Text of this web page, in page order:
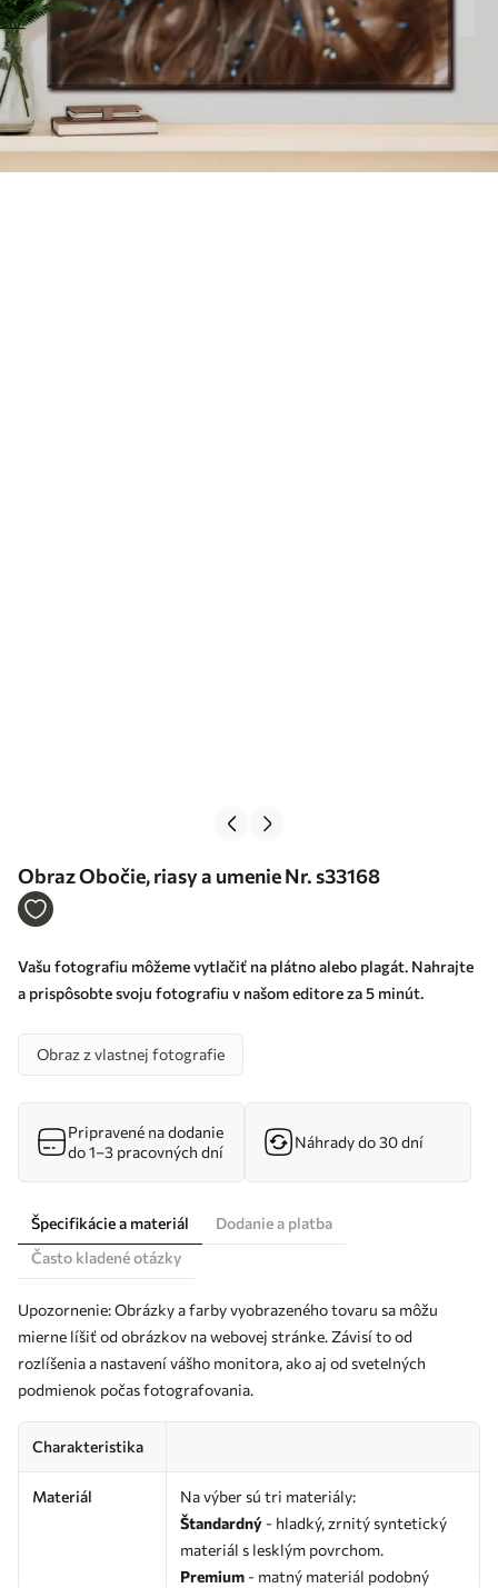
Obraz Obočie, riasy a umenie Nr. s33168
Vašu fotografiu môžeme vytlačiť na plátno alebo plagát. Nahrajte
a prispôsobte svoju fotografiu v našom editore za 5 minút.
Obraz z vlastnej fotografie
Pripravené na dodanie
do 1–3 pracovných dní
Náhrady do 30 dní
Špecifikácie a materiál
Dodanie a platba
Často kladené otázky
Upozornenie: Obrázky a farby vyobrazeného tovaru sa môžu
mierne líšiť od obrázkov na webovej stránke. Závisí to od
rozlíšenia a nastavení vášho monitora, ako aj od svetelných
podmienok počas fotografovania.
Charakteristika
Materiál
Na výber sú tri materiály:
Štandardný - hladký, zrnitý syntetický
materiál s lesklým povrchom.
Premium - matný materiál podobný